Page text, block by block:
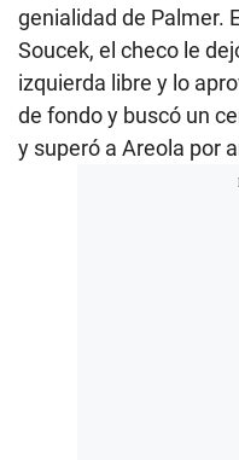
genialidad de Palmer.
Soucek, el checo le
izquierda libre y lo
de fondo y buscó un
y superó a Areola por